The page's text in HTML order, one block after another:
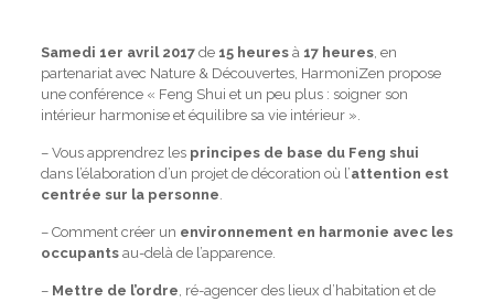
Samedi 1er avril 2017 de 15 heures à 17 heures, en
partenariat avec Nature & Découvertes, HarmoniZen propose
une conférence « Feng Shui et un peu plus : soigner son
intérieur harmonise et équilibre sa vie intérieur ».
– Vous apprendrez les principes de base du Feng shui
dans l’élaboration d’un projet de décoration où l’attention est
centrée sur la personne.
– Comment créer un environnement en harmonie avec les
occupantsau-delà de l’apparence.
–Mettre de l’ordre, ré-agencer des lieux d’habitation et de